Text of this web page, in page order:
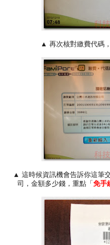
▲ 再次核對繳費代碼
▲ 這時候資訊機會告訴你這筆
司，金額多少錢，重點「免手